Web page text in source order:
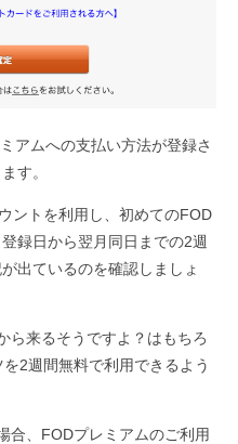
アムへの支払い方法が登録さ
す。
ントを利用し、初めてのFOD
録日から翌月同日までの2週
出ているのを確認しましょ
ら来るそうですよ？はもちろ
2週間無料で利用できるよう
合、FODプレミアムのご利用